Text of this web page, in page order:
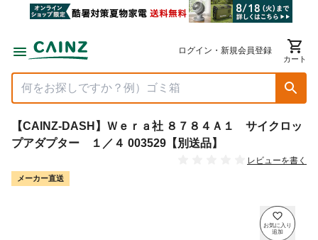
ログイン・新規会員登録
カート
【CAINZ-DASH】Ｗｅｒａ社 ８７８４Ａ１ サイクロッ
プアダプター １／４ 003529【別送品】
レビューを書く
メーカー直送